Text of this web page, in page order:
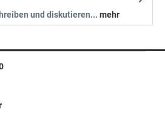
und diskutieren... mehr